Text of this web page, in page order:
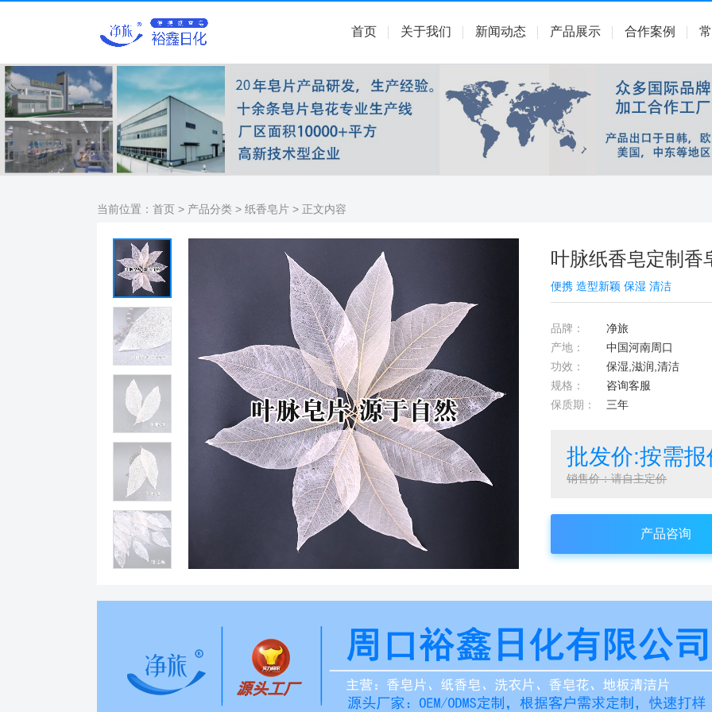
首页 关于我们 新闻动态 产品展示 合作案例
当前位置： 首页 > 产品分类 > 纸香皂片 > 正文内容
叶脉纸香皂定制香
便携 造型新颖 保湿 清洁
品牌：
净旅
产地：
中国河南周口
功效：
保湿,滋润,清洁
规格：
咨询客服
保质期：
三年
批发价:按需报
销售价：请自主定价
产品咨询